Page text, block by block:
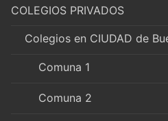
COLEGIOS PRIVADOS
Colegios en CIUDAD de
Comuna 1
Comuna 2